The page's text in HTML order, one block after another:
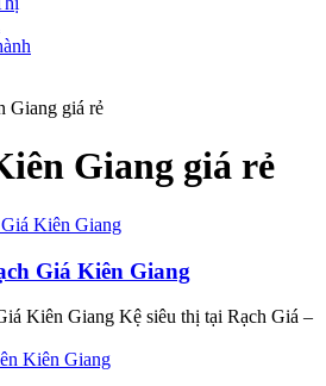
Giang giá rẻ
Giang giá rẻ
Giá Kiên Giang
Kiên Giang Kệ siêu thị tại Rạch Giá –